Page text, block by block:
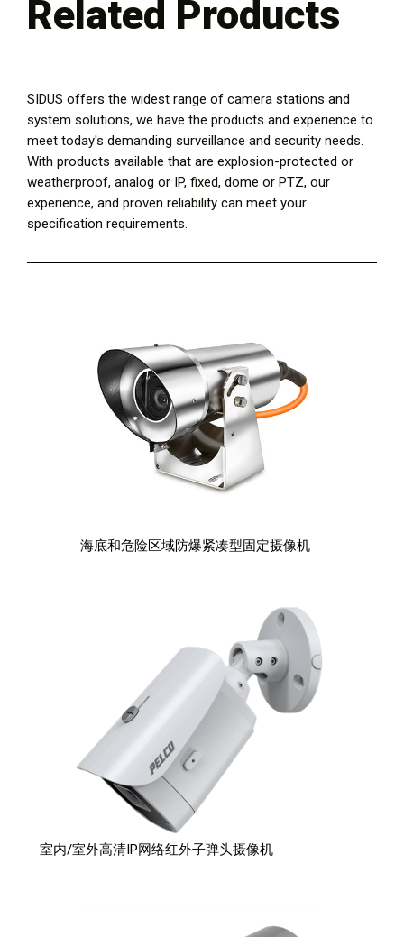
Related Products
SIDUS offers the widest range of camera stations and
system solutions, we have the products and experience to
meet today's demanding surveillance and security needs.
With products available that are explosion-protected or
weatherproof, analog or IP, fixed, dome or PTZ, our
experience, and proven reliability can meet your
specification requirements.
海底和危险区域防爆紧凑型固定摄像机
室内/室外高清IP网络红外子弹头摄像机